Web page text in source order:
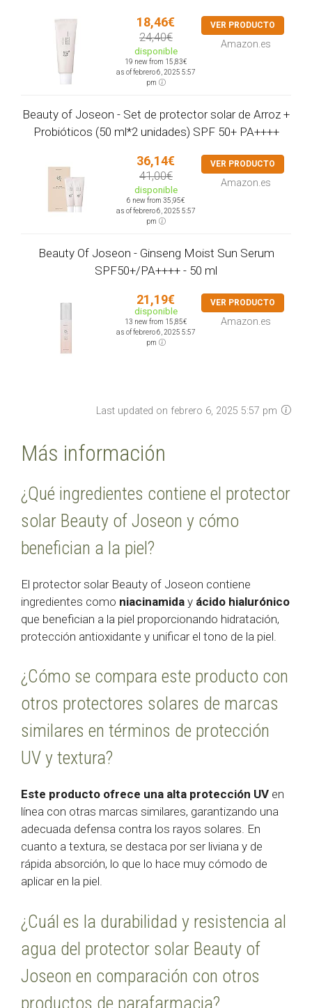
18,46€
24,40€
disponible
19 new from 15,83€
as of febrero 6, 2025 5:57
pm
VER PRODUCTO
Amazon.es
Beauty of Joseon - Set de protector solar de Arroz +
Probióticos (50 ml*2 unidades) SPF 50+ PA++++
36,14€
41,00€
disponible
6 new from 35,95€
as of febrero 6, 2025 5:57
pm
VER PRODUCTO
Amazon.es
Beauty Of Joseon - Ginseng Moist Sun Serum
SPF50+/PA++++ - 50 ml
21,19€
disponible
13 new from 15,85€
as of febrero 6, 2025 5:57
pm
VER PRODUCTO
Amazon.es
Last updated on febrero 6, 2025 5:57 pm
Más información
¿Qué ingredientes contiene el protector
solar Beauty of Joseon y cómo
benefician a la piel?
El protector solar Beauty of Joseon contiene
ingredientes como niacinamida y ácido hialurónico
que benefician a la piel proporcionando hidratación,
protección antioxidante y unificar el tono de la piel.
¿Cómo se compara este producto con
otros protectores solares de marcas
similares en términos de protección
UV y textura?
Este producto ofrece una alta protección UV en
línea con otras marcas similares, garantizando una
adecuada defensa contra los rayos solares. En
cuanto a textura, se destaca por ser liviana y de
rápida absorción, lo que lo hace muy cómodo de
aplicar en la piel.
¿Cuál es la durabilidad y resistencia al
agua del protector solar Beauty of
Joseon en comparación con otros
productos de parafarmacia?